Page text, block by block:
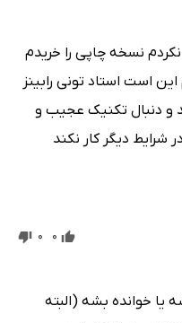
نسخه چاپی را خریدم
است استاد تونی رابینز
و دنبال تکنیک عجیب و
دیگر کار نکند
0
0
یا خوانده بشه (البته